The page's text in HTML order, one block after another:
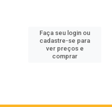
Faça seu login ou
cadastre-se para
ver preços e
comprar